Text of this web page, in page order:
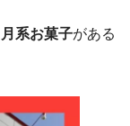
月系お菓子がある